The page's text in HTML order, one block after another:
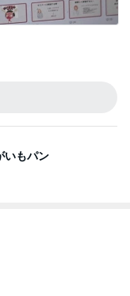
いもパン